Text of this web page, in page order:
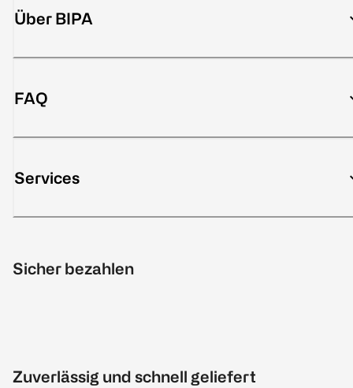
Über BIPA
FAQ
Services
Sicher bezahlen
Zuverlässig und schnell geliefert